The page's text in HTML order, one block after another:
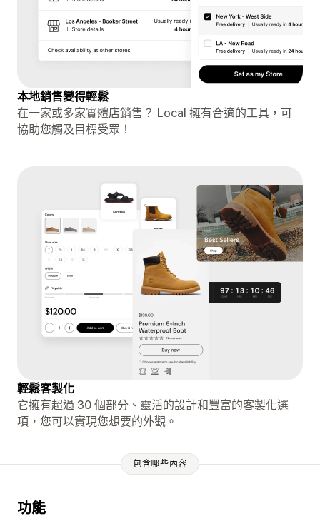
本地銷售變得輕鬆
在一家或多家實體店銷售？ Local 擁有合適的工具，可
協助您觸及目標受眾！
輕鬆客製化
它擁有超過 30 個部分、靈活的設計和豐富的客製化選
項，您可以實現您想要的外觀。
包含哪些內容
功能